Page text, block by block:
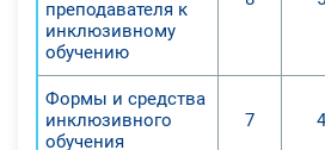
стратегию
педагогов
преподавателя к
инклюзивному
обучению
Формы и средства
инклюзивного
обучения
7 4